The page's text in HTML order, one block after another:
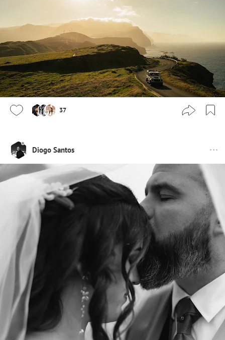
37
Diogo Santos